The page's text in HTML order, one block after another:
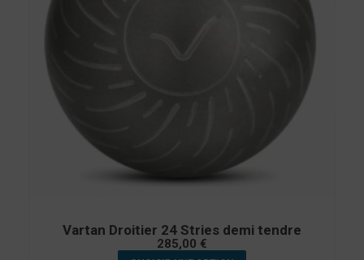
Vartan Droitier 24 Stries demi tendre
285,00 €